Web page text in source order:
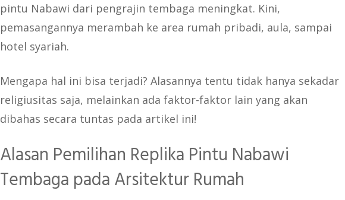
pintu Nabawi dari pengrajin tembaga meningkat. Kini,
pemasangannya merambah ke area rumah pribadi, aula, sampai
hotel syariah.
Mengapa hal ini bisa terjadi? Alasannya tentu tidak hanya sekadar
religiusitas saja, melainkan ada faktor-faktor lain yang akan
dibahas secara tuntas pada artikel ini!
Alasan Pemilihan Replika Pintu Nabawi
Tembaga pada Arsitektur Rumah